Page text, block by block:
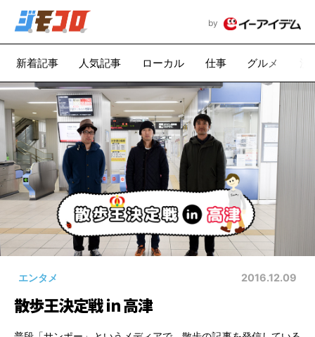
by
新着記事 人気記事 ローカル 仕事 グルメ
エンタメ 2016.12.09
散歩王決定戦 in 高津